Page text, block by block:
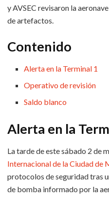
y AVSEC revisaron la
de artefactos.
Contenido
Alerta en la Terminal 1
Operativo de revisión
Saldo blanco
Alerta en la
La tarde de este sábado 2 de
Internacional de la Ciudad de
protocolos de seguridad tras
de bomba informado por la